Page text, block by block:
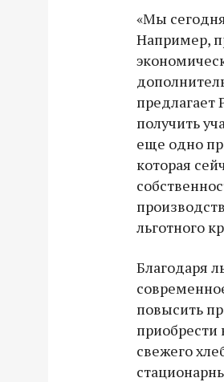
«Мы
Например,
предлагает
получить
еще одно
которая
льготного
Благодаря
повысить
приобрести
свежего